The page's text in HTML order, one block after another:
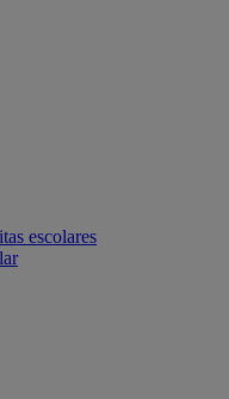
escolares